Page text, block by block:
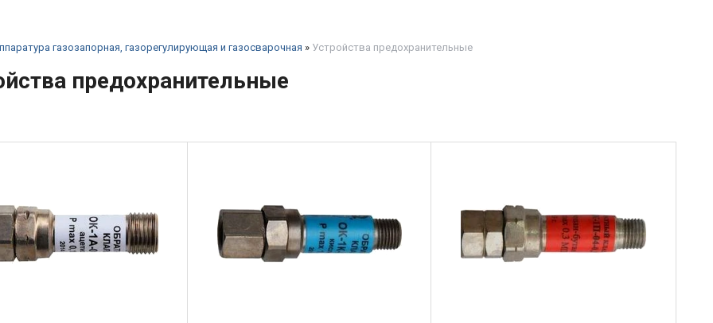
газозапорная, газорегулирующая и газосварочная » Устройства предохранительные
предохранительные